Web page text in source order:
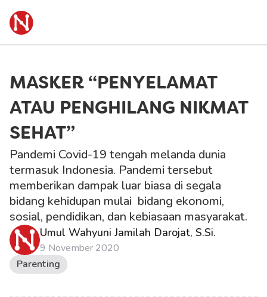
MASKER “PENYELAMAT
ATAU PENGHILANG NIKMAT
SEHAT”
Pandemi Covid-19 tengah melanda dunia
termasuk Indonesia. Pandemi tersebut
memberikan dampak luar biasa di segala
bidang kehidupan mulai  bidang ekonomi,
sosial, pendidikan, dan kebiasaan masyarakat.
Umul Wahyuni Jamilah Darojat, S.Si.
9 November 2020
Parenting